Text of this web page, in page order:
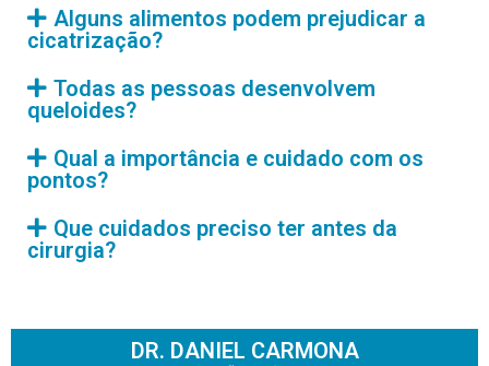
Alguns alimentos podem prejudicar a
cicatrização?
Todas as pessoas desenvolvem
queloides?
Qual a importância e cuidado com os
pontos?
Que cuidados preciso ter antes da
cirurgia?
DR. DANIEL CARMONA